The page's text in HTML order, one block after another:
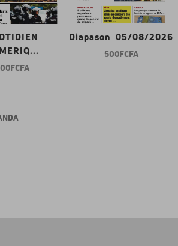
FCFA
Diapason 05/08/2026
500 FCFA